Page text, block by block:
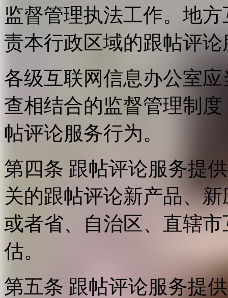
监督管理执法工作。地
责本行政区域的跟帖评
各级互联网信息办公室
查相结合的监督管理制
帖评论服务行为。
第四条 跟帖评论服务提
关的跟帖评论新产品、
或者省、自治区、直辖
估。
第五条 跟帖评论服务提